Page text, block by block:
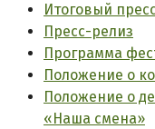
Итоговый
Пресс-релиз
Программа
Положение о
Положение о
«Наша смена»